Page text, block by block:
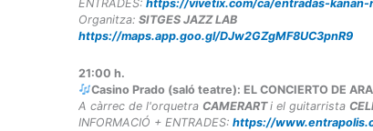
ENTRADES: https://vivetix.com/ca/entradas-
Organitza: SITGES JAZZ LAB
https://maps.app.goo.gl/DJw2GZgMF8UC3pnR9
21:00 h.
Casino Prado (saló teatre): EL CONCIERTO DE
A càrrec de l'orquetra CAMERARTi el guitarrista
INFORMACIÓ + ENTRADES: https://